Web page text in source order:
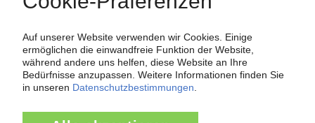
99€
Jetzt kostenlos testen
Bereits KI-Abonnent? Jetzt